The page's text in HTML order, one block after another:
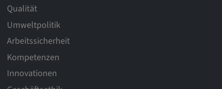
Qualität
Umweltpolitik
Arbeitssicherheit
Kompetenzen
Innovationen